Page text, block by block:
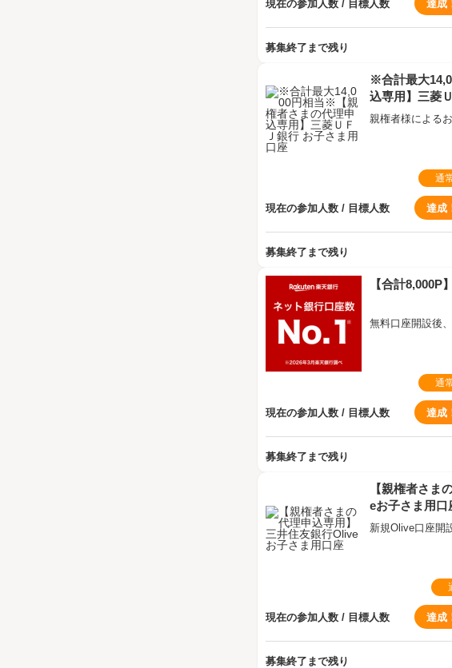
現在の参加人数 / 目標人数 達成
募集終了まで残り
※合計最大
込専用】三菱
親権者様による
通
現在の参加人数 / 目標人数 達成
募集終了まで残り
【合計8,000P
無料口座開設後
通
現在の参加人数 / 目標人数 達成
募集終了まで残り
【親権者さま
eお子さま用口
新規Olive口座開
現在の参加人数 / 目標人数 達成
募集終了まで残り